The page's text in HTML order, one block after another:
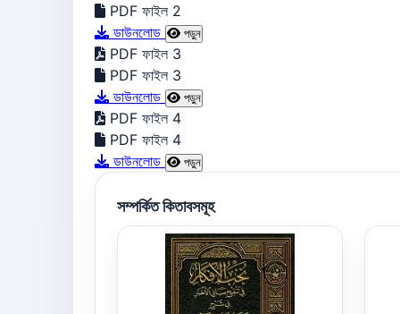
PDF ফাইল 2
ডাউনলোড
পড়ুন
PDF ফাইল 3
PDF ফাইল 3
ডাউনলোড
পড়ুন
PDF ফাইল 4
PDF ফাইল 4
ডাউনলোড
পড়ুন
সম্পর্কিত কিতাবসমূহ